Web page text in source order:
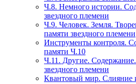
Ч.8. Немного истории.
звездного племени
Ч.9. Человек. Земля.
памяти звездного племени
Инструменты контроля.
памяти Ч.10
Ч.11. Другие.
звездного племени
Квантовый мир. Слияние